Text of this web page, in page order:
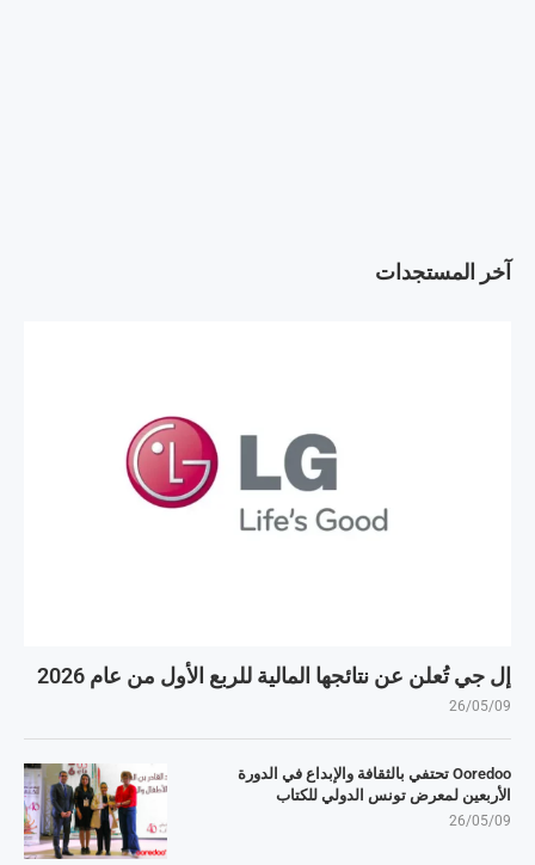
آخر المستجدات
إل جي تُعلن عن نتائجها المالية للربع الأول من عام 2026
26/05/09
Ooredoo تحتفي بالثقافة والإبداع في الدورة
الأربعين لمعرض تونس الدولي للكتاب
26/05/09